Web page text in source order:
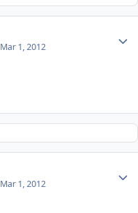
Mar 1, 2012
Mar 1, 2012